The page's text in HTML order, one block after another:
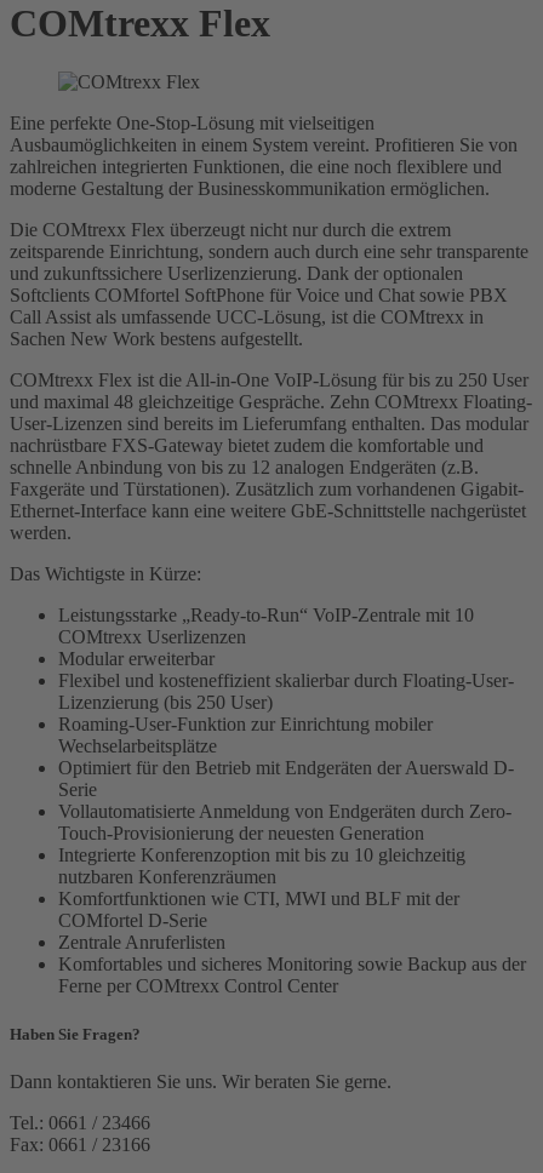
COMtrexx Flex
Eine perfekte One-Stop-Lösung mit vielseitigen
Ausbaumöglichkeiten in einem System vereint. Profitieren Sie von
zahlreichen integrierten Funktionen, die eine noch flexiblere und
moderne Gestaltung der Businesskommunikation ermöglichen.
Die COMtrexx Flex überzeugt nicht nur durch die extrem
zeitsparende Einrichtung, sondern auch durch eine sehr transparente
und zukunftssichere Userlizenzierung. Dank der optionalen
Softclients COMfortel SoftPhone für Voice und Chat sowie PBX
Call Assist als umfassende UCC-Lösung, ist die COMtrexx in
Sachen New Work bestens aufgestellt.
COMtrexx Flex ist die All-in-One VoIP-Lösung für bis zu 250 User
und maximal 48 gleichzeitige Gespräche. Zehn COMtrexx Floating-
User-Lizenzen sind bereits im Lieferumfang enthalten. Das modular
nachrüstbare FXS-Gateway bietet zudem die komfortable und
schnelle Anbindung von bis zu 12 analogen Endgeräten (z.B.
Faxgeräte und Türstationen). Zusätzlich zum vorhandenen Gigabit-
Ethernet-Interface kann eine weitere GbE-Schnittstelle nachgerüstet
werden.
Das Wichtigste in Kürze:
Leistungsstarke „Ready-to-Run“ VoIP-Zentrale mit 10
COMtrexx Userlizenzen
Modular erweiterbar
Flexibel und kosteneffizient skalierbar durch Floating-User-
Lizenzierung (bis 250 User)
Roaming-User-Funktion zur Einrichtung mobiler
Wechselarbeitsplätze
Optimiert für den Betrieb mit Endgeräten der Auerswald D-
Serie
Vollautomatisierte Anmeldung von Endgeräten durch Zero-
Touch-Provisionierung der neuesten Generation
Integrierte Konferenzoption mit bis zu 10 gleichzeitig
nutzbaren Konferenzräumen
Komfortfunktionen wie CTI, MWI und BLF mit der
COMfortel D-Serie
Zentrale Anruferlisten
Komfortables und sicheres Monitoring sowie Backup aus der
Ferne per COMtrexx Control Center
Haben Sie Fragen?
Dann kontaktieren Sie uns. Wir beraten Sie gerne.
Tel.: 0661 / 23466
Fax: 0661 / 23166